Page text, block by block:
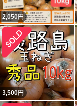
2,050円
3,500円